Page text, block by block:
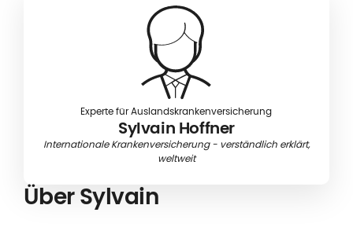
Experte für Auslandskrankenversicherung
Sylvain Hoffner
Internationale Krankenversicherung - verständlich erklärt,
weltweit
Über Sylvain